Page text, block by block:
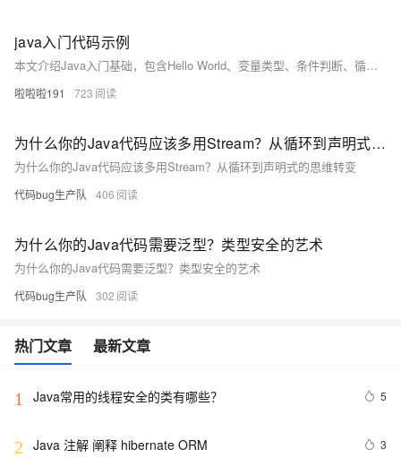
java入门代码示例
本文介绍Java入门基础，包含Hello World、变量类型、条件判断、循环及方法定义等核心语法示例，帮助初学者快速掌握Java编程基本结构与逻辑。
啦啦啦191 723
为什么你的Java代码应该多用Stream？从循环到声明式的思维转变
为什么你的Java代码应该多用Stream？从循环到声明式的思维转变
代码bug生产队 406
为什么你的Java代码需要泛型？类型安全的艺术
为什么你的Java代码需要泛型？类型安全的艺术
代码bug生产队 302
热门文章 最新文章
1 Java常用的线程安全的类有哪些？ 5
2 Java 注解 阐释 hibernate ORM 3